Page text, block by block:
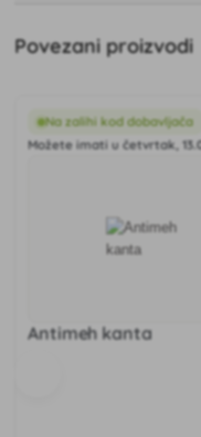
Povezani proizvodi
Na zalihi kod dobavljača
Možete imati u četvrtak,
Antimeh kanta